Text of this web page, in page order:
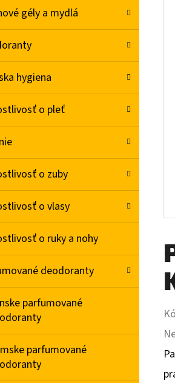
gély a mydlá
hygiena
o pleť
o zuby
o vlasy
o ruky a nohy
deodoranty
parfumované
parfumované
GÉL MACARON SLADKÁ